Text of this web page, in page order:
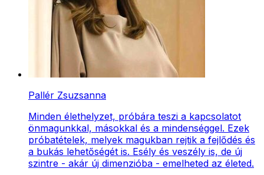
Pallér Zsuzsanna
Minden élethelyzet, próbára teszi a kapcsolatot
önmagunkkal, másokkal és a mindenséggel. Ezek
próbatételek, melyek magukban rejtik a fejlődés és
a bukás lehetőségét is. Esély és veszély is, de új
szintre - akár új dimenzióba - emelheted az életed.